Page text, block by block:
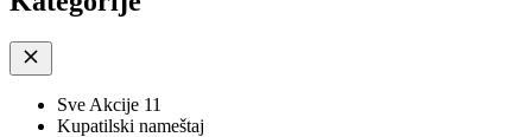
Sve Akcije 11
Kupatilski nameštaj